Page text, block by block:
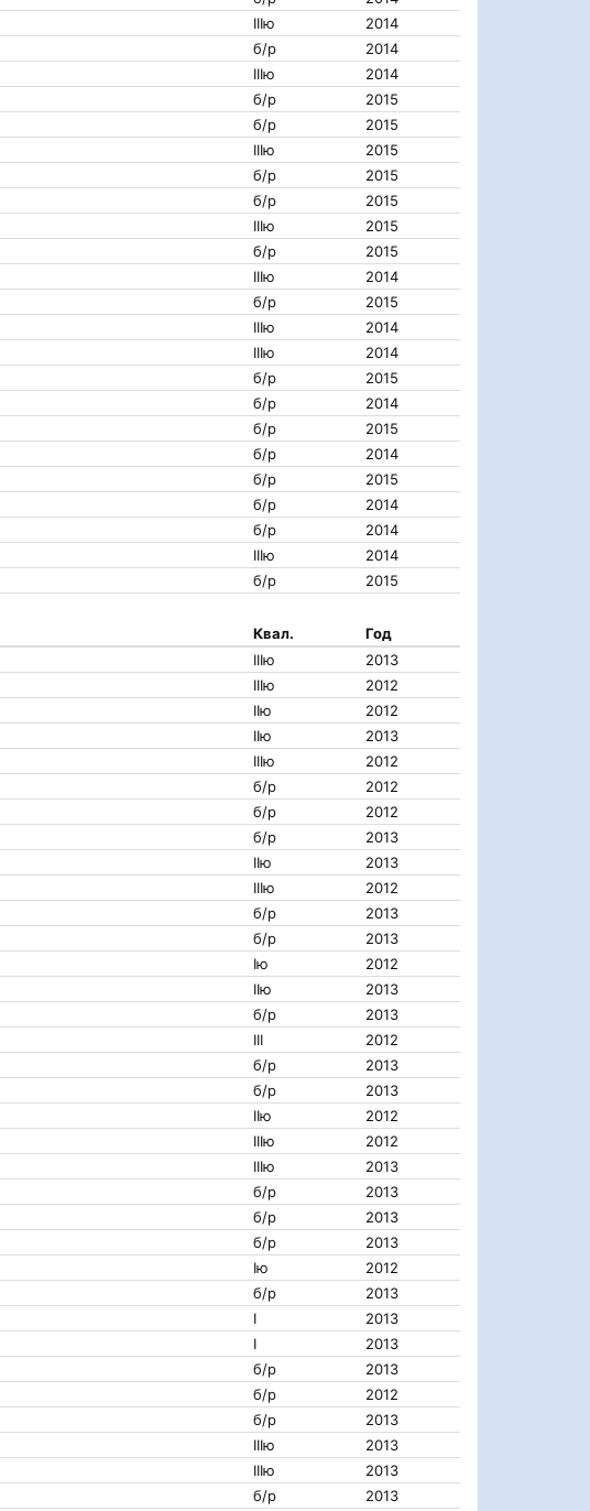
IIIю
2014
б/р
2014
IIIю
2014
б/р
2015
б/р
2015
IIIю
2015
б/р
2015
б/р
2015
IIIю
2015
б/р
2015
IIIю
2014
б/р
2015
IIIю
2014
IIIю
2014
б/р
2015
б/р
2014
б/р
2015
б/р
2014
б/р
2015
б/р
2014
б/р
2014
IIIю
2014
б/р 2015
Квал.
Год
IIIю
2013
IIIю
2012
IIю
2012
IIю
2013
IIIю
2012
б/р
2012
б/р
2012
б/р
2013
IIю
2013
IIIю
2012
б/р
2013
б/р
2013
Iю
2012
IIю
2013
б/р
2013
III
2012
б/р
2013
б/р
2013
IIю
2012
IIIю
2012
IIIю
2013
б/р
2013
б/р
2013
б/р
2013
Iю
2012
б/р
2013
I
2013
I
2013
б/р
2013
б/р
2012
б/р
2013
IIIю
2013
IIIю
2013
б/р
2013